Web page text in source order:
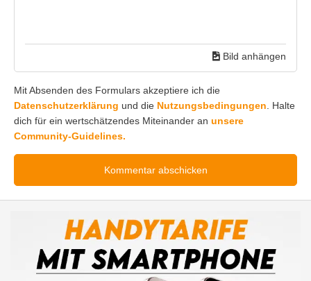
Bild anhängen
Mit Absenden des Formulars akzeptiere ich die
Datenschutzerklärung und die Nutzungsbedingungen . Halte
dich für ein wertschätzendes Miteinander an unsere
Community-Guidelines.